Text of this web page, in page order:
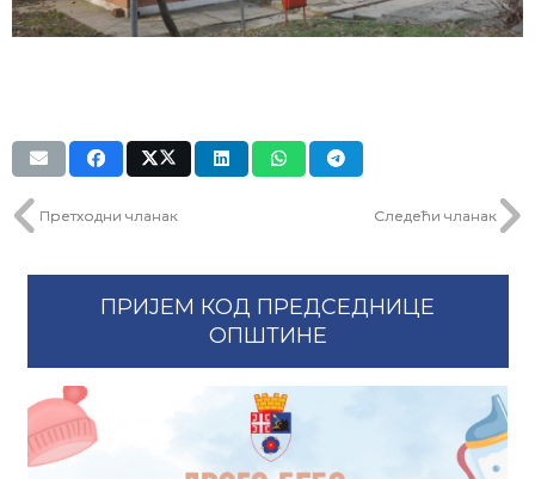
Претходни чланак Следећи чланак
ПРИЈЕМ КОД ПРЕДСЕДНИЦЕ
ОПШТИНЕ